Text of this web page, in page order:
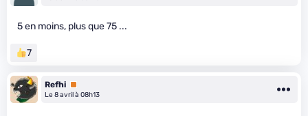
5 en moins, plus que 75 ...
7
Refhi Premium
Le 8 avril à 08h13